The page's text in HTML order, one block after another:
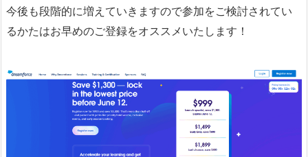
今後も段階的に増えていきますので参加をご検討されてい
るかたはお早めのご登録をオススメいたします！